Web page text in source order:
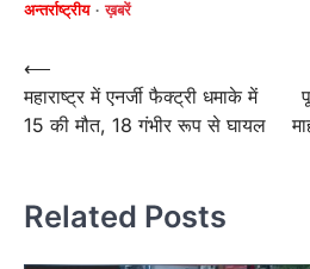
अन्तर्राष्ट्रीय ख़बरें
Post
navigation
⟵
महाराष्ट्र में एनर्जी फैक्ट्री धमाके में
15 की मौत, 18 गंभीर रूप से घायल
Related Posts